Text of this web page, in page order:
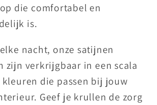
die comfortabel en
is.
nacht, onze satijnen
zijn verkrijgbaar in een scala
die passen bij jouw
Geef je krullen de zorg